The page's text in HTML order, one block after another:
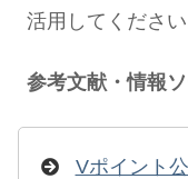
活用してください
参考文献・情報
Vポイント